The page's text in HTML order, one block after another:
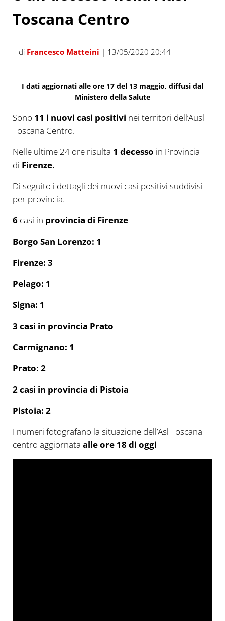
Toscana Centro
di Francesco Matteini | 13/05/2020 20:44
I dati aggiornati alle ore 17 del 13 maggio, diffusi dal
Ministero della Salute
Sono 11 i nuovi casi positivi nei territori dell’Ausl
Toscana Centro.
Nelle ultime 24 ore risulta 1 decesso in Provincia
di Firenze.
Di seguito i dettagli dei nuovi casi positivi suddivisi
per provincia.
6casi in provincia di Firenze
Borgo San Lorenzo: 1
Firenze: 3
Pelago: 1
Signa: 1
3 casi in provincia Prato
Carmignano: 1
Prato: 2
2 casi in provincia di Pistoia
Pistoia: 2
I numeri fotografano la situazione dell’Asl Toscana
centro aggiornata alle ore 18 di oggi